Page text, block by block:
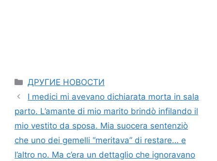
Categories
ДРУГИЕ НОВОСТИ
I medici mi avevano dichiarata morta in sala
parto. L’amante di mio marito brindò infilando il
mio vestito da sposa. Mia suocera sentenziò
che uno dei gemelli “meritava” di restare… e
l’altro no. Ma c’era un dettaglio che ignoravano